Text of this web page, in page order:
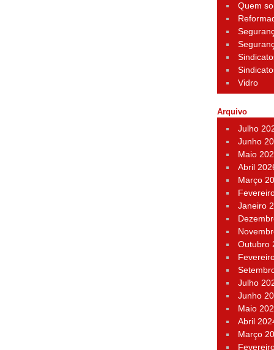
Quem
Vidro
Arquivo
Julho
Junho
Maio
Abril
Março
Janeiro
Outubro
Julho
Junho
Maio
Abril
Março